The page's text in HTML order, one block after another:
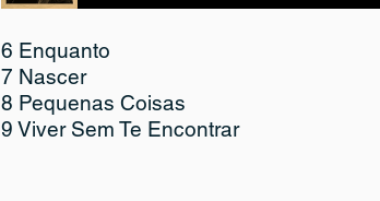
6 Enquanto
7 Nascer
8 Pequenas Coisas
9 Viver Sem Te Encontrar